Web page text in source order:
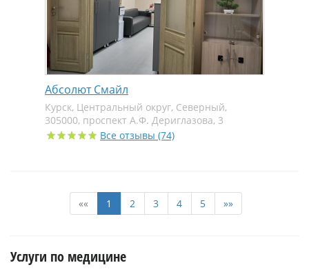
Абсолют Смайл
Курск, Центральный округ, Северный,
305000, проспект А.Ф. Дериглазова, 3
Все отзывы (74)
«« 1 2 3 4 5 »»
Услуги по медицине